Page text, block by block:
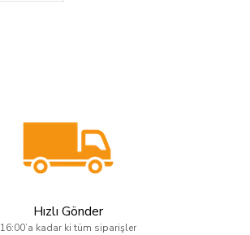
Hızlı Gönder
16:00’a kadar ki tüm siparişler